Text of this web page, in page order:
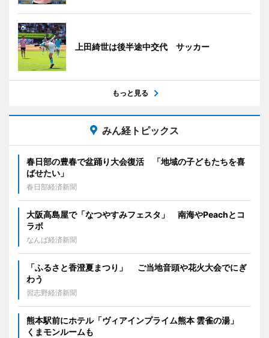
上田綺世は後半途中交代 サッカー
もっと見る
みん経トピックス
春日部の豊春で盆踊り大会復活 「地域の子どもたちを喜
ばせたい」
春日部経済新聞
大阪高島屋で「なつやすみフェスタ」 南海やPeachとコ
ラボ
なんば経済新聞
「ふるさと香澄夏まつり」 ご当地音頭や花火大会でにぎ
わう
習志野経済新聞
熊本駅前にホテル「ヴィアインプライム熊本 雲雀の湯」
くまモンルームも